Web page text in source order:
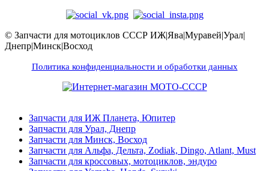
© Запчасти для мотоциклов СССР ИЖ|Ява|Муравей|Урал|
Днепр|Минск|Восход
Политика конфиденциальности и обработки данных
Запчасти для ИЖ Планета, Юпитер
Запчасти для Урал, Днепр
Запчасти для Минск, Восход
Запчасти для Альфа, Дельта, Zodiak, Dingo, Atlant, Must
Запчасти для кроссовых, мотоциклов, эндуро